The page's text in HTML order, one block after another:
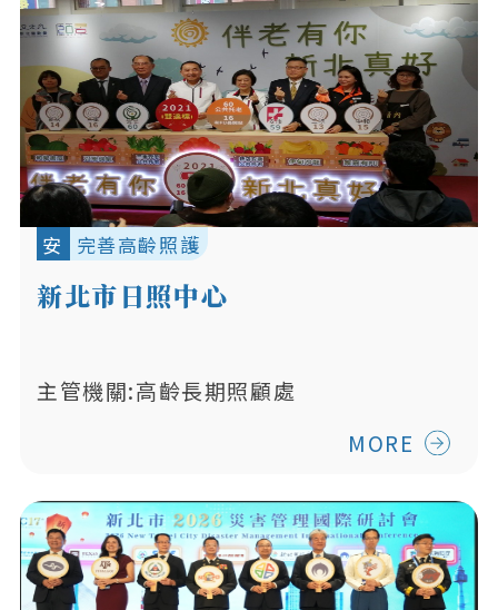
安 完善高齡照護
新北市日照中心
主管機關:高齡長期照顧處
MORE